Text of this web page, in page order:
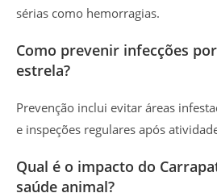
sérias como hemorragias.
Como prevenir infecções
estrela?
Prevenção inclui evitar áreas
e inspeções regulares após
Qual é o impacto do
saúde animal?